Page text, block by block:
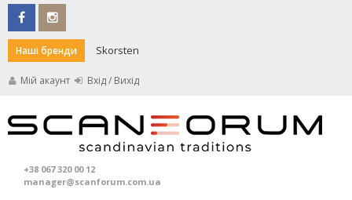
Skip
to
content
Наші бренди Skorsten
Мій акаунт Вхід / Вихід
+38 067 320 00 12
manager@scanforum.com.ua